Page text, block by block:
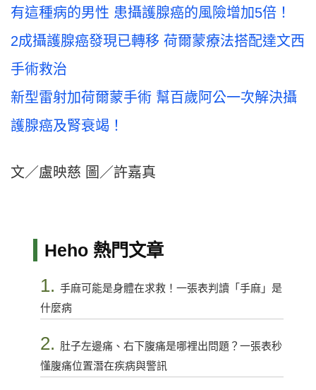
有這種病的男性 患攝護腺癌的風險增加5倍！
2成攝護腺癌發現已轉移 荷爾蒙療法搭配達文西
手術救治
新型雷射加荷爾蒙手術 幫百歲阿公一次解決攝
護腺癌及腎衰竭！
文／盧映慈 圖／許嘉真
Heho 熱門文章
1. 手麻可能是身體在求救！一張表判讀「手麻」是
什麼病
2. 肚子左邊痛、右下腹痛是哪裡出問題？一張表秒
懂腹痛位置潛在疾病與警訊